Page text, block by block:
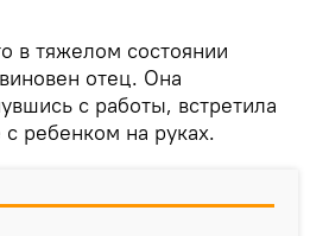
в тяжелом состоянии
отец. Она
с работы, встретила
ребенком на руках.